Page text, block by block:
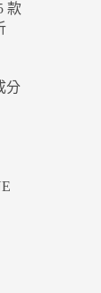
款
分